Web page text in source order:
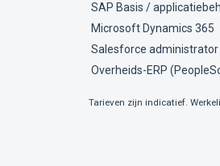
SAP Basis /
Microsoft Dynamics 365
Salesforce administrator
Overheids-ERP
Tarieven zijn indicatief.